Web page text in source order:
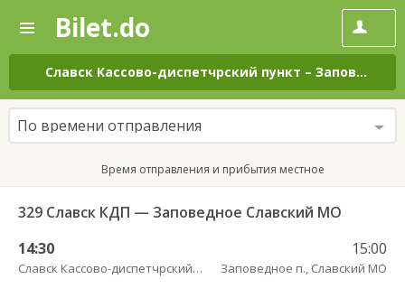
—
Поиск
и
покупка
билетов
на
автобус
онлайн
Bilet.do
Славск Кассово-диспетчрский пункт – Заповедное п., Славский МО
По времени отправления
Время отправления и прибытия местное
329 Славск КДП — Заповедное Славский МО
14:30
Славск Кассово-диспетчрский пункт
15:00
Заповедное п., Славский МО